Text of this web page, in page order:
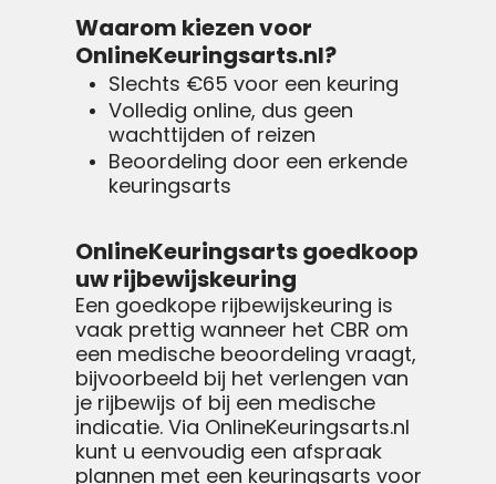
Waarom kiezen voor
OnlineKeuringsarts.nl?
Slechts €65 voor een keuring
Volledig online, dus geen
wachttijden of reizen
Beoordeling door een erkende
keuringsarts
OnlineKeuringsarts goedkoop
uw rijbewijskeuring
Een goedkope rijbewijskeuring is
vaak prettig wanneer het CBR om
een medische beoordeling vraagt,
bijvoorbeeld bij het verlengen van
je rijbewijs of bij een medische
indicatie. Via OnlineKeuringsarts.nl
kunt u eenvoudig een afspraak
plannen met een keuringsarts voor